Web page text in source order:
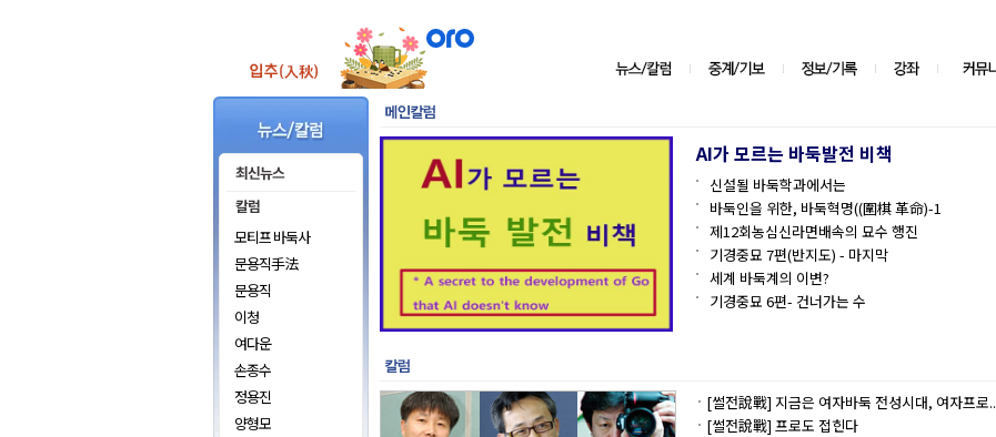
모티프 바둑사
문용직手法
문용직
이청
여다운
손종수
정용진
양형모
AI가 모르는 바둑발전 비책
신설될 바둑학과에서는
바둑인을 위한, 바둑혁명((圍棋 革命)-1
제12회농심신라면배속의 묘수 행진
기경중묘 7편(반지도) - 마지막
세계 바둑계의 이변?
기경중묘 6편- 건너가는 수
[썰전說戰] 지금은 여자바둑 전성시대, 여자프로..
[썰전說戰] 프로도 접힌다